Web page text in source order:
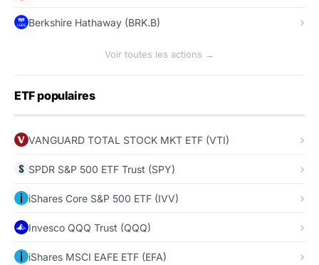
Berkshire Hathaway (BRK.B)
Voir toutes les actions →
ETF populaires
VANGUARD TOTAL STOCK MKT ETF (VTI)
SPDR S&P 500 ETF Trust (SPY)
iShares Core S&P 500 ETF (IVV)
Invesco QQQ Trust (QQQ)
iShares MSCI EAFE ETF (EFA)